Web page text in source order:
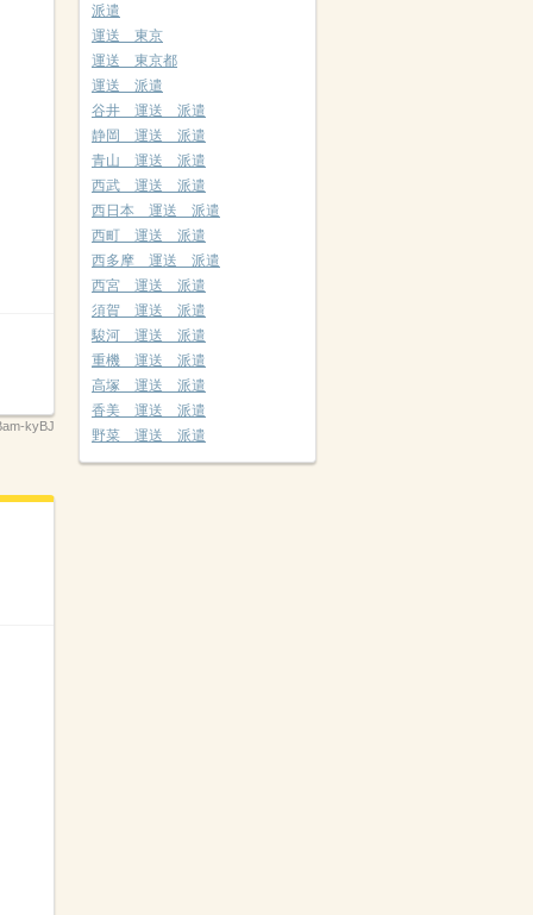
kyBJ
派遣
運送 東京
運送 東京都
運送 派遣
谷井 運送 派遣
静岡 運送 派遣
青山 運送 派遣
西武 運送 派遣
西日本 運送 派遣
西町 運送 派遣
西多摩 運送 派遣
西宮 運送 派遣
須賀 運送 派遣
駿河 運送 派遣
重機 運送 派遣
高塚 運送 派遣
香美 運送 派遣
野菜 運送 派遣